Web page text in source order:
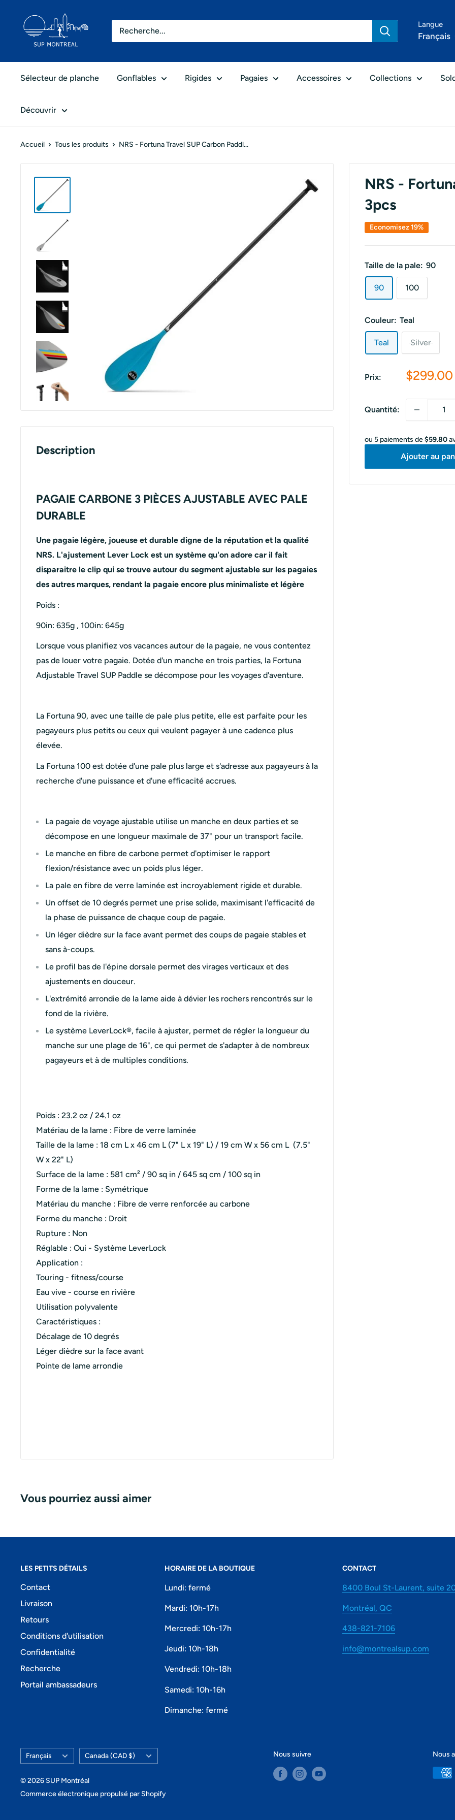
contenu
SUP
Montréal
Langue
Français
Sélecteur de planche Gonflables Rigides Pagaies Accessoires Collections
Découvrir
Accueil Tous les produits NRS - Fortuna Travel SUP Carbon Paddl...
NRS -
3pcs
Economisez 19%
Taille de la pale: 90
90 100
Couleur: Teal
Teal Silver
Prix:
Prix
$299.00
Quantité:
ou 5 paiements de$59.80
Ajouter au
Description
PAGAIE CARBONE 3 PIÈCES AJUSTABLE AVEC PALE
DURABLE
Une pagaie légère, joueuse et durable digne de la réputation et la qualité
NRS. L'ajustement Lever Lock est un système qu'on adore car il fait
disparaitre le clip qui se trouve autour du segment ajustable sur les pagaies
des autres marques, rendant la pagaie encore plus minimaliste et légère
Poids :
90in: 635g , 100in: 645g
Lorsque vous planifiez vos vacances autour de la pagaie, ne vous contentez
pas de louer votre pagaie. Dotée d'un manche en trois parties, la Fortuna
Adjustable Travel SUP Paddle se décompose pour les voyages d'aventure.
La Fortuna 90, avec une taille de pale plus petite, elle est parfaite pour les
pagayeurs plus petits ou ceux qui veulent pagayer à une cadence plus
élevée.
La Fortuna 100 est dotée d'une pale plus large et s'adresse aux pagayeurs à la
recherche d'une puissance et d'une efficacité accrues.
La pagaie de voyage ajustable utilise un manche en deux parties et se
décompose en une longueur maximale de 37" pour un transport facile.
Le manche en fibre de carbone permet d'optimiser le rapport
flexion/résistance avec un poids plus léger.
La pale en fibre de verre laminée est incroyablement rigide et durable.
Un offset de 10 degrés permet une prise solide, maximisant l'efficacité de
la phase de puissance de chaque coup de pagaie.
Un léger dièdre sur la face avant permet des coups de pagaie stables et
sans à-coups.
Le profil bas de l'épine dorsale permet des virages verticaux et des
ajustements en douceur.
L'extrémité arrondie de la lame aide à dévier les rochers rencontrés sur le
fond de la rivière.
Le système LeverLock®, facile à ajuster, permet de régler la longueur du
manche sur une plage de 16", ce qui permet de s'adapter à de nombreux
pagayeurs et à de multiples conditions.
Poids : 23.2 oz / 24.1 oz
Matériau de la lame : Fibre de verre laminée
Taille de la lame : 18 cm L x 46 cm L (7" L x 19" L) / 19 cm W x 56 cm L (7.5"
W x 22" L)
Surface de la lame : 581 cm² / 90 sq in / 645 sq cm / 100 sq in
Forme de la lame : Symétrique
Matériau du manche : Fibre de verre renforcée au carbone
Forme du manche : Droit
Rupture : Non
Réglable : Oui - Système LeverLock
Application :
Touring - fitness/course
Eau vive - course en rivière
Utilisation polyvalente
Caractéristiques :
Décalage de 10 degrés
Léger dièdre sur la face avant
Pointe de lame arrondie
Vous pourriez aussi aimer
LES PETITS DÉTAILS
Contact
Livraison
Retours
Conditions d'utilisation
Confidentialité
Recherche
Portail ambassadeurs
HORAIRE DE LA BOUTIQUE
Lundi: fermé
Mardi: 10h-17h
Mercredi: 10h-17h
Jeudi: 10h-18h
Vendredi: 10h-18h
Samedi: 10h-16h
Dimanche: fermé
CONTACT
8400 Boul St-Laurent, suite
Montréal, QC
438-821-7106
info@montrealsup.com
Langue
Français Pays/région
Canada (CAD $)
© 2026 SUP Montréal
Commerce électronique propulsé par Shopify
Nous suivre Nous